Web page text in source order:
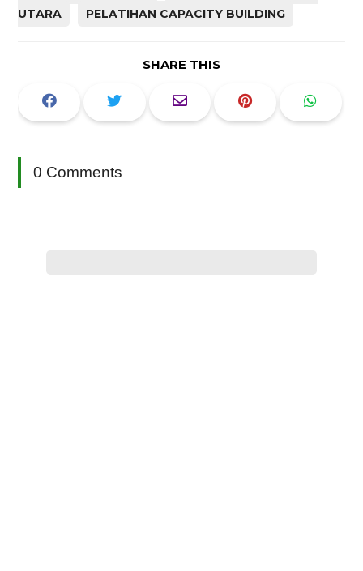
UTARA
PELATIHAN CAPACITY BUILDING
SHARE THIS
0 Comments